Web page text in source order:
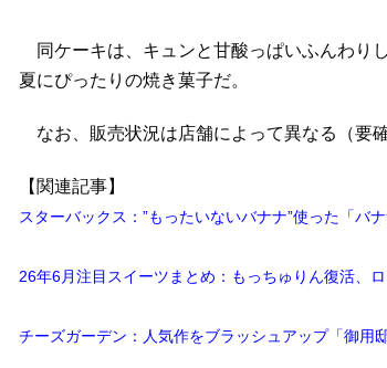
同ケーキは、キュンと甘酸っぱいふんわり
夏にぴったりの焼き菓子だ。
なお、販売状況は店舗によって異なる（要確
【関連記事】
スターバックス：”もったいないバナナ”使った「
26年6月注目スイーツまとめ：もっちゅりん復活、
チーズガーデン：人気作をブラッシュアップ「御用